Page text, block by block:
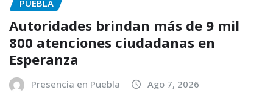
PUEBLA
Autoridades brindan más de 9 mil
800 atenciones ciudadanas en
Esperanza
Presencia en Puebla Ago 7, 2026